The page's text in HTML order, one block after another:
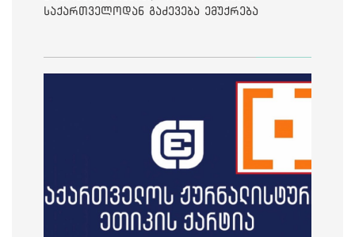
საქართველოდან გაძევება ემუქრება